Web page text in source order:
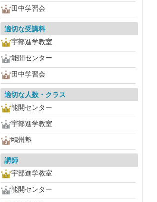
田中学習会
適切な受講料
宇部進学教室
能開センター
田中学習会
適切な人数・クラス
能開センター
宇部進学教室
鴎州塾
講師
宇部進学教室
能開センター